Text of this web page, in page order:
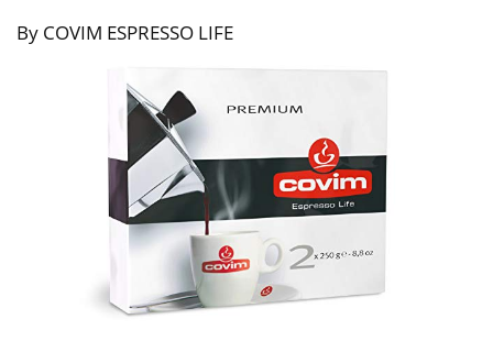
By COVIM ESPRESSO LIFE